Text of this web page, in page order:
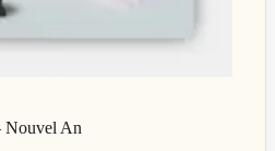
Nouvel An